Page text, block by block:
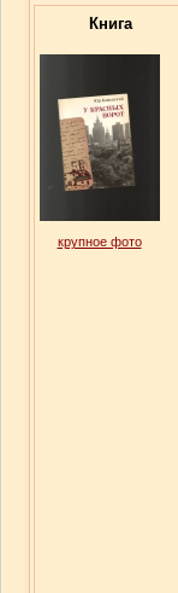
Книга
крупное фото